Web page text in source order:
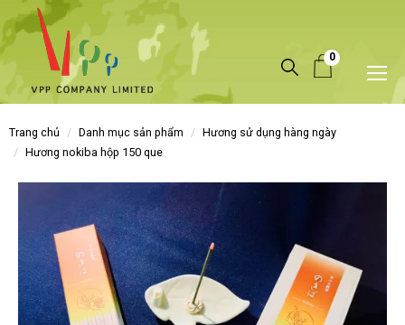
0
trang chủ danh mục sản phẩm
hương sử dụng hàng ngày
hương nokiba hộp 150 que